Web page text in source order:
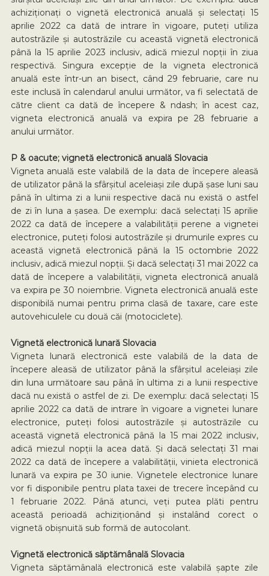
achiziționați o vignetă electronică anuală și selectați 15
aprilie 2022 ca dată de intrare în vigoare, puteți utiliza
autostrăzile și autostrăzile cu această vignetă electronică
până la 15 aprilie 2023 inclusiv, adică miezul nopții în ziua
respectivă. Singura excepție de la vigneta electronică
anuală este într-un an bisect, când 29 februarie, care nu
este inclusă în calendarul anului următor, va fi selectată de
către client ca dată de începere & ndash; în acest caz,
vigneta electronică anuală va expira pe 28 februarie a
anului următor.
P & oacute; vignetă electronică anuală Slovacia
Vigneta anuală este valabilă de la data de începere aleasă
de utilizator până la sfârșitul aceleiași zile după șase luni sau
până în ultima zi a lunii respective dacă nu există o astfel
de zi în luna a șasea. De exemplu: dacă selectați 15 aprilie
2022 ca dată de începere a valabilității perene a vignetei
electronice, puteți folosi autostrăzile și drumurile expres cu
această vignetă electronică până la 15 octombrie 2022
inclusiv, adică miezul nopții. Și dacă selectați 31 mai 2022 ca
dată de începere a valabilității, vigneta electronică anuală
va expira pe 30 noiembrie. Vigneta electronică anuală este
disponibilă numai pentru prima clasă de taxare, care este
autovehiculele cu două căi (motociclete).
Vignetă electronică lunară Slovacia
Vigneta lunară electronică este valabilă de la data de
începere aleasă de utilizator până la sfârșitul aceleiași zile
din luna următoare sau până în ultima zi a lunii respective
dacă nu există o astfel de zi. De exemplu: dacă selectați 15
aprilie 2022 ca dată de intrare în vigoare a vignetei lunare
electronice, puteți folosi autostrăzile și autostrăzile cu
această vignetă electronică până la 15 mai 2022 inclusiv,
adică miezul nopții la acea dată. Și dacă selectați 31 mai
2022 ca dată de începere a valabilității, vinieta electronică
lunară va expira pe 30 iunie. Vignetele electronice lunare
vor fi disponibile pentru plata taxei de trecere începând cu
1 februarie 2022. Până atunci, veți putea plăti pentru
această perioadă achiziționând și instalând corect o
vignetă obișnuită sub formă de autocolant.
Vignetă electronică săptămânală Slovacia
Vigneta săptămânală electronică este valabilă șapte zile